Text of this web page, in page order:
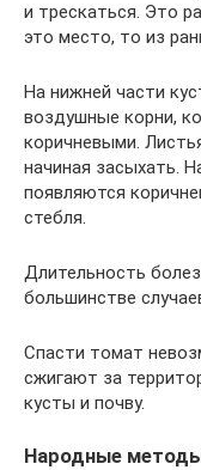
и трескаться. Это
это место, то из
На нижней части
воздушные корни,
коричневыми.
начиная засыхать.
появляются
стебля.
Длительность
большинстве
Спасти томат
сжигают за
кусты и почву.
Народные